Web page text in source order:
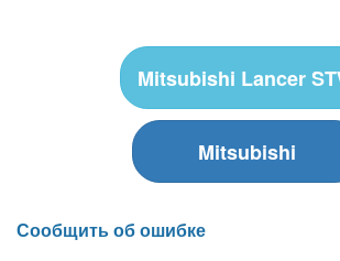
Mitsubishi Lancer
Mitsubishi
Сообщить об ошибке